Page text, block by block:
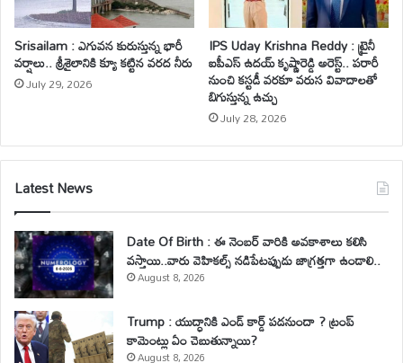
Srisailam : ఎగువన కురుస్తున్న భారీ
వర్షాలు.. శ్రీశైలానికి క్యూ కట్టిన వరద నీరు
July 29, 2026
IPS Uday Krishna Reddy : ట్రైనీ
ఐపీఎస్ ఉదయ్ కృష్ణారెడ్డి అరెస్ట్.. పరారీ
నుంచి కస్టడీ వరకూ వరుస వివాదాలతో
బిగుస్తున్న ఉచ్చు
July 28, 2026
Latest News
Date Of Birth : ఈ నెంబర్ వారికి అవకాశాలు కలిసి
వస్తాయి..వారు వెహికల్స్ నడిపేటప్పుడు జాగ్రత్తగా ఉండాలి..
August 8, 2026
Trump : యుద్ధానికి ఎండ్ కార్డ్ పడనుందా ? ట్రంప్
కామెంట్లు ఏం చెబుతున్నాయి?
August 8, 2026